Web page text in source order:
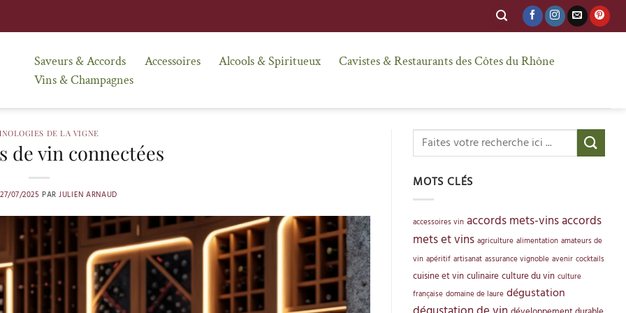
Saveurs & Accords Accessoires Alcools & Spiritueux
Cavistes & Restaurants des Côtes du Rhône
Vins & Champagnes
DE LA VIGNE
de vin connectées
27/07/2025 PARJULIEN ARNAUD
MOTS CLÉS
accessoires vin accords mets-vinsaccords
mets et vins agriculture alimentation amateurs de
vin apéritif artisanat assurance vignoble avenir cocktails
cuisine et vin culinaire culture du vin culture
française domaine de laure dégustation